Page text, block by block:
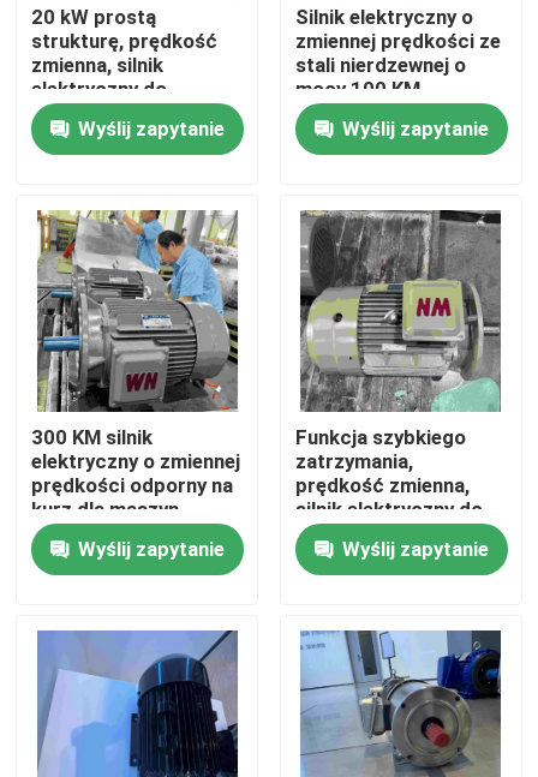
Dom
O nas
Łączność
Produkty
Filmy
Silnik elektryczny o wysokiej wydajności
Jednofazowe silniki elektryczne
Silniki elektryczne niskiego napięcia
Silnik indukcyjny średniego napięcia
20 kW prostą
strukturę, prędkość
zmienna, silnik
elektryczny do
maszyny do pakowania
Wyślij zapytanie
Silnik elektryczny o
zmiennej prędkości ze
stali nierdzewnej o
mocy 100 KM
Wyślij zapytanie
300 KM silnik
elektryczny o zmiennej
prędkości odporny na
kurz dla maszyn
transportowych
Wyślij zapytanie
Funkcja szybkiego
zatrzymania,
prędkość zmienna,
silnik elektryczny do
prasy kującej
Wyślij zapytanie